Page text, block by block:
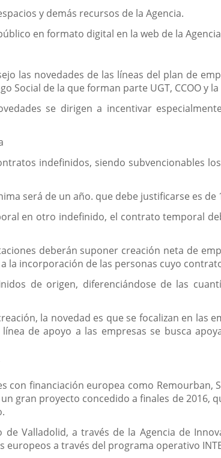
y demás recursos de la Agencia.
en formato digital en la web de la
las novedades de las líneas del plan de
Social de la que forman parte UGT, CCOO y la
se dirigen a incentivar
indefinidos, siendo subvencionables
será de un año. que debe justificarse es de
en otro indefinido, el contrato temporal
deberán suponer creación neta de
la incorporación de las personas cuyo
de origen, diferenciándose de las
la novedad es que se focalizan en las
de apoyo a las empresas se busca
financiación europea como Remourban,
gran proyecto concedido a finales de 2016,
Valladolid, a través de la Agencia de
a través del programa operativo